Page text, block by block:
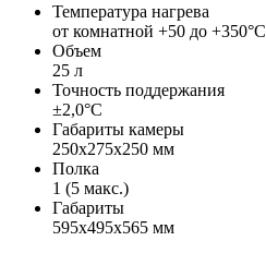
Температура нагрева
от комнатной +50 до +350°С
Объем
25 л
Точность поддержания
±2,0°С
Габариты камеры
250х275х250 мм
Полка
1 (5 макс.)
Габариты
595х495х565 мм